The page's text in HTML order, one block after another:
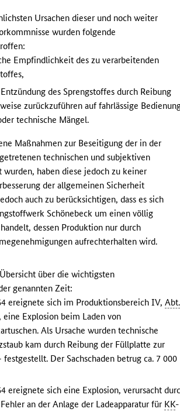
Ursachen dieser und noch weiter
wurden folgende
Empfindlichkeit des zu verarbeitenden
des Sprengstoffes durch Reibung
zurückzuführen auf fahrlässige
technische Mängel.
Maßnahmen zur Beseitigung der in der
technischen und subjektiven
haben diese jedoch zu keiner
der allgemeinen Sicherheit
auch zu berücksichtigen, dass es sich
Schönebeck um einen völlig
dessen Produktion nur durch
aufrechterhalten wird.
über die wichtigsten
genannten Zeit:
ereignete sich im Produktionsbereich IV,Abt.
eine Explosion beim Laden von
Als Ursache wurden technische
kam durch Reibung der Füllplatte zur
festgestellt. Der Sachschaden betrug ca. 7 000
ereignete sich eine Explosion, verursacht
an der Anlage der Ladeapparatur für KK-